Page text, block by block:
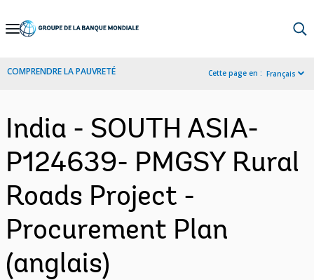
Skip
Navigation
COMPRENDRE LA PAUVRETÉ Cette page en : Français
India - SOUTH ASIA-
P124639- PMGSY Rural
Roads Project -
Procurement Plan
(anglais)